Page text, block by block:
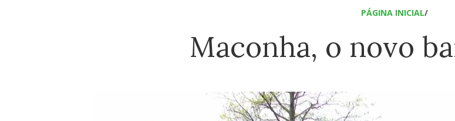
PÁGINA INICIAL/
Maconha, o novo